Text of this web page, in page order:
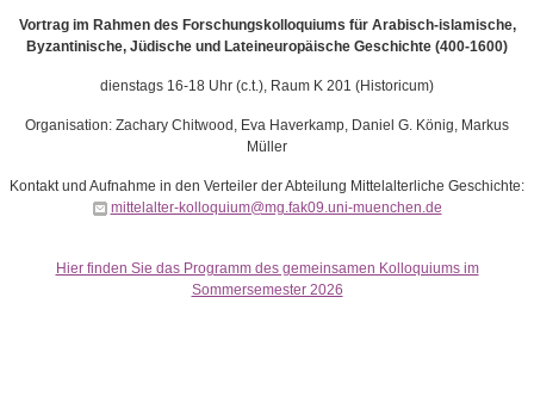
Vortrag im Rahmen des Forschungskolloquiums für Arabisch-islamische,
Byzantinische, Jüdische und Lateineuropäische Geschichte (400-1600)
dienstags 16-18 Uhr (c.t.), Raum K 201 (Historicum)
Organisation: Zachary Chitwood, Eva Haverkamp, Daniel G. König, Markus
Müller
Kontakt und Aufnahme in den Verteiler der Abteilung Mittelalterliche Geschichte:
mittelalter-kolloquium@mg.fak09.uni-muenchen.de
Hier finden Sie das Programm des gemeinsamen Kolloquiums im
Sommersemester 2026